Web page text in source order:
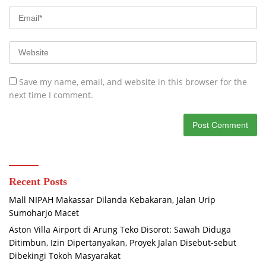
Save my name, email, and website in this browser for the
next time I comment.
Recent Posts
Mall NIPAH Makassar Dilanda Kebakaran, Jalan Urip
Sumoharjo Macet
Aston Villa Airport di Arung Teko Disorot: Sawah Diduga
Ditimbun, Izin Dipertanyakan, Proyek Jalan Disebut-sebut
Dibekingi Tokoh Masyarakat